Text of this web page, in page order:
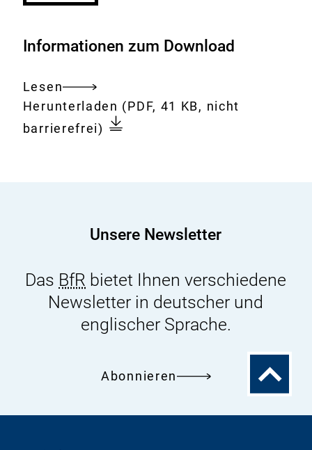
Informationen zum Download
Lesen
Gesamtes
Dokument
Download:
Herunterladen Regulatorische
Toxikologie
Perspektiven
Lösungsansätze
(PDF, 41 KB, nicht
barrierefrei)
Unsere Newsletter
Das BfR bietet Ihnen verschiedene
Newsletter in deutscher und
englischer Sprache.
Abonnieren
Zum